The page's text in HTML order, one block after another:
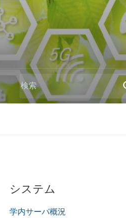
Search
for:
システム
学内サーバ概況